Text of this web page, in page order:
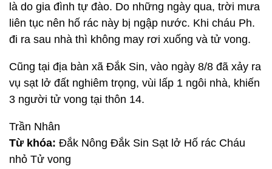
là do gia đình tự đào. Do những ngày qua, trời mưa
liên tục nên hố rác này bị ngập nước. Khi cháu Ph.
đi ra sau nhà thì không may rơi xuống và tử vong.
Cũng tại địa bàn xã Đắk Sin, vào ngày 8/8 đã xảy ra
vụ sạt lở đất nghiêm trọng, vùi lấp 1 ngôi nhà, khiến
3 người tử vong tại thôn 14.
Trần Nhân
Từ khóa: Đắk Nông Đắk Sin Sạt lở Hố rác Cháu
nhỏ Tử vong